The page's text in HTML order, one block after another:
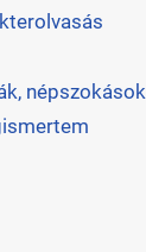
népszokások